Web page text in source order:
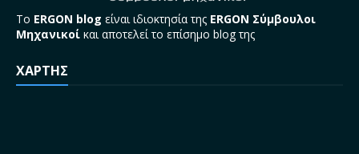
Το ERGON blog είναι ιδιοκτησία της ERGON Σύμβουλοι
Μηχανικοί και αποτελεί το επίσημο blog της
ΧΑΡΤΗΣ